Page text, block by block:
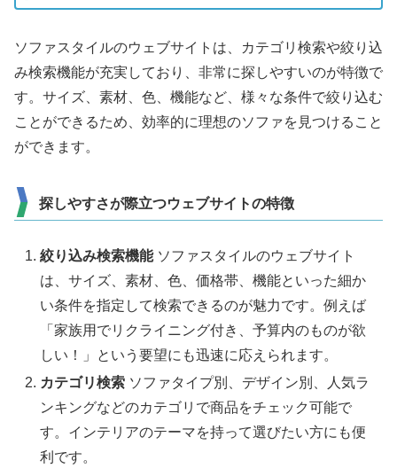
ソファスタイルのウェブサイトは、カテゴリ検索や絞り込
み検索機能が充実しており、非常に探しやすいのが特徴で
す。サイズ、素材、色、機能など、様々な条件で絞り込む
ことができるため、効率的に理想のソファを見つけること
ができます。
探しやすさが際立つウェブサイトの特徴
絞り込み検索機能ソファスタイルのウェブサイト
は、サイズ、素材、色、価格帯、機能といった細か
い条件を指定して検索できるのが魅力です。例えば
「家族用でリクライニング付き、予算内のものが欲
しい！」という要望にも迅速に応えられます。
カテゴリ検索 ソファタイプ別、デザイン別、人気ラ
ンキングなどのカテゴリで商品をチェック可能で
す。インテリアのテーマを持って選びたい方にも便
利です。